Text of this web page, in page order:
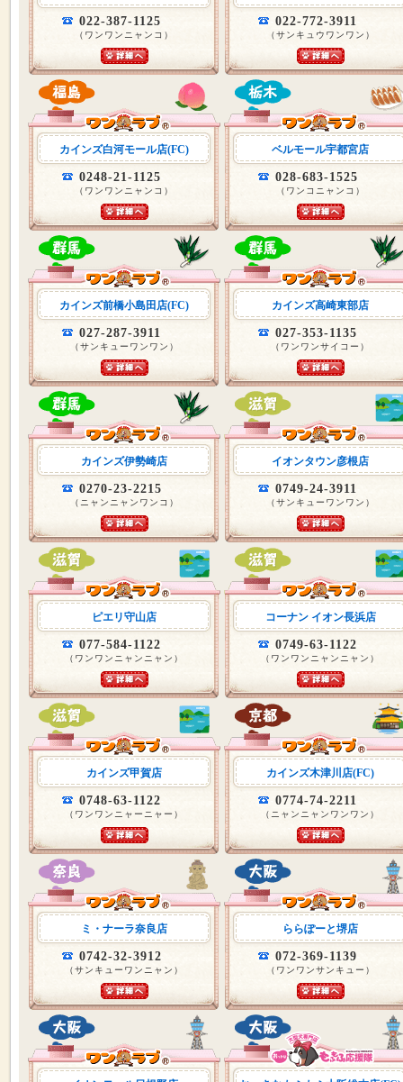
022-387-1125
（ワンワンニャンコ）
022-772-3911
（サンキュウワンワン）
カインズ白河モール店(FC)
0248-21-1125
（ワンワンニャンコ）
ベルモール宇都宮店
028-683-1525
（ワンコニャンコ）
カインズ前橋小島田店(FC)
027-287-3911
（サンキューワンワン）
カインズ高崎東部店
027-353-1135
（ワンワンサイコー）
カインズ伊勢崎店
0270-23-2215
（ニャンニャンワンコ）
イオンタウン彦根店
0749-24-3911
（サンキューワンワン）
ピエリ守山店
077-584-1122
（ワンワンニャンニャン）
コーナン イオン長浜店
0749-63-1122
（ワンワンニャンニャン）
カインズ甲賀店
0748-63-1122
（ワンワンニャーニャー）
カインズ木津川店(FC)
0774-74-2211
（ニャンニャンワンワン）
ミ・ナーラ奈良店
0742-32-3912
（サンキューワンニャン）
ららぽーと堺店
072-369-1139
（ワンワンサンキュー）